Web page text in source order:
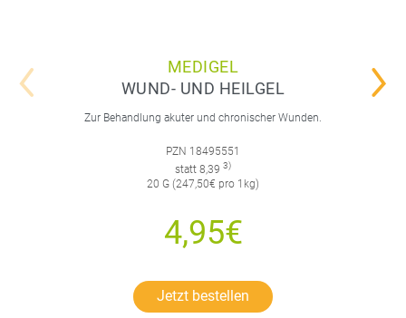
MEDIGEL
WUND- UND HEILGEL
Zur Behandlung akuter und chronischer Wunden.
PZN 18495551
statt 8,39 3)
20 G (247,50€ pro 1kg)
4,95€
Jetzt bestellen